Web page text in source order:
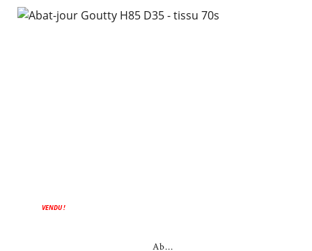
VENDU !
Ab...